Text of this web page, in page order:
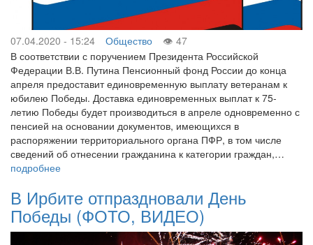
07.04.2020 - 15:24 Общество
47
В соответствии с поручением Президента Российской
Федерации В.В. Путина Пенсионный фонд России до конца
апреля предоставит единовременную выплату ветеранам к
юбилею Победы. Доставка единовременных выплат к 75-
летию Победы будет производиться в апреле одновременно с
пенсией на основании документов, имеющихся в
распоряжении территориального органа ПФР, в том числе
сведений об отнесении гражданина к категории граждан,…
подробнее
В Ирбите отпраздновали День
Победы (ФОТО, ВИДЕО)